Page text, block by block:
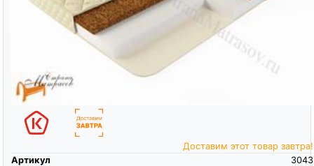
Доставим этот товар завтра!
Артикул
3043